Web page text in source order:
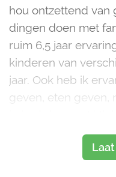
hou ontzettend van
dingen doen met
ruim 6,5 jaar
kinderen van
jaar. Ook heb ik
geven, eten geven,
(speciaal en